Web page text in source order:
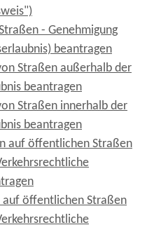
- Genehmigung
beantragen
Straßen außerhalb der
beantragen
Straßen innerhalb der
beantragen
auf öffentlichen Straßen
auf öffentlichen Straßen